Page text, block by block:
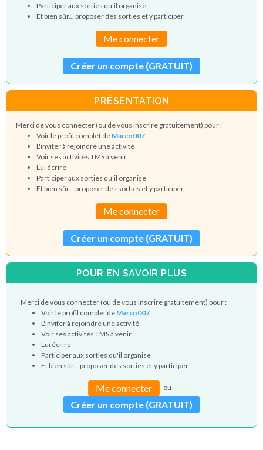
Participer aux sorties qu'il organise
Et bien sûr... proposer des sorties et y participer
Me connecter
Créer un compte (GRATUIT)
PRÉSENTATION
Merci de vous connecter (ou de vous inscrire gratuitement) pour :
Voir le profil complet de Marco007
L'inviter à rejoindre une activité
Voir ses activités TMS à venir
Lui écrire
Participer aux sorties qu'il organise
Et bien sûr... proposer des sorties et y participer
Me connecter
Créer un compte (GRATUIT)
POUR EN SAVOIR PLUS
Merci de vous connecter (ou de vous inscrire gratuitement) pour :
Voir le profil complet de Marco007
L'inviter à rejoindre une activité
Voir ses activités TMS à venir
Lui écrire
Participer aux sorties qu'il organise
Et bien sûr... proposer des sorties et y participer
Me connecter ou
Créer un compte (GRATUIT)